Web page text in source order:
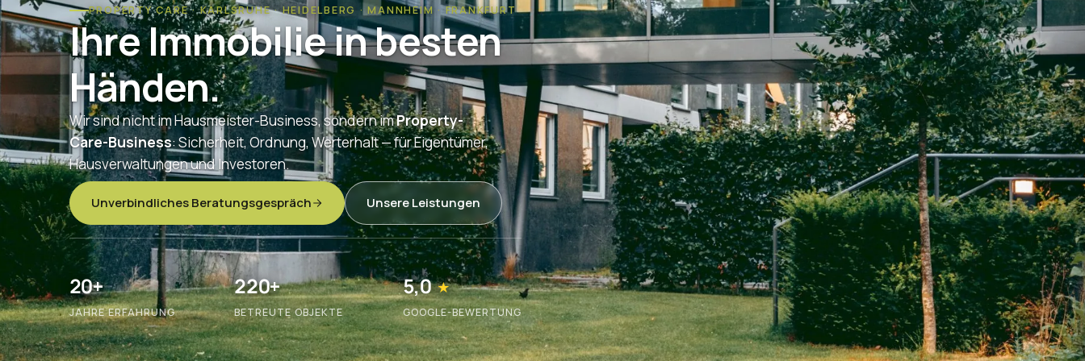
PROPERTY CARE · KARLSRUHE · HEIDELBERG · MANNHEIM · FRANKFURT
Ihre Immobilie in besten
Händen.
Wir sind nicht im Hausmeister-Business, sondern imProperty-
Care-Business: Sicherheit, Ordnung, Werterhalt — für Eigentümer,
Hausverwaltungen und Investoren.
Unverbindliches Beratungsgespräch Unsere Leistungen
20+
JAHRE ERFAHRUNG
220+
BETREUTE OBJEKTE
5,0★
GOOGLE-BEWERTUNG